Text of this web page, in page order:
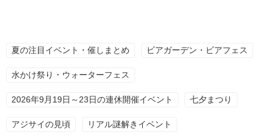
夏の注目イベント・催しまとめ ビアガーデン・ビアフェス
水かけ祭り・ウォーターフェス
2026年9月19日～23日の連休開催イベント 七夕まつり
アジサイの見頃 リアル謎解きイベント